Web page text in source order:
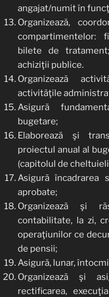
angajat/numit în
Organizează,
compartimentelor:
bilete de
achiziţii publice.
Organizează
activităţile
Asigură
bugetare;
Elaborează şi
proiectul anual al
(capitolul de
Asigură încadrarea
aprobate;
Organizează şi
contabilitate, la zi,
operaţiunilor ce
de pensii;
Asigură, lunar,
Organizează şi
rectificarea,